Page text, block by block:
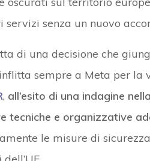
servizi senza un nuovo
di una decisione che
sempre a Meta per la
, all’esito di una indagine
tecniche e organizzative
le misure di